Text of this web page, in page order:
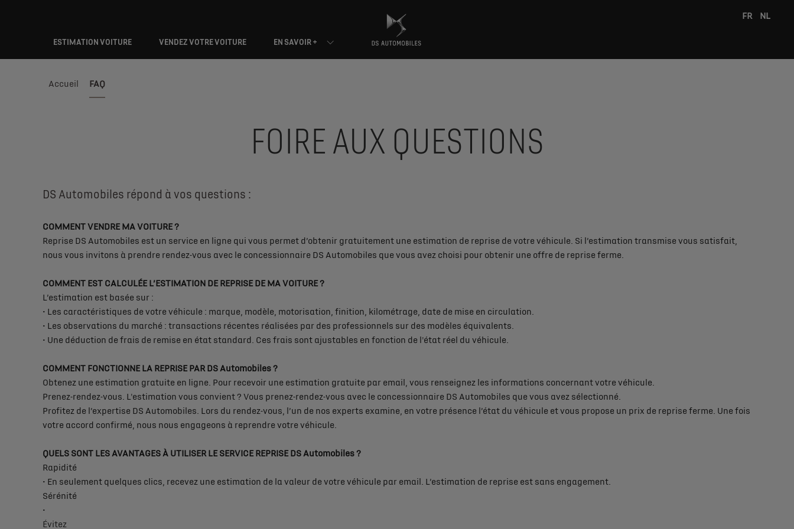
ESTIMATION VOITURE VENDEZ VOTRE VOITURE EN SAVOIR +
FR NL
Accueil FAQ
FOIRE AUX QUESTIONS
DS Automobiles répond à vos questions :
COMMENT VENDRE MA VOITURE ?
Reprise DS Automobiles est un service en ligne qui vous permet d’obtenir gratuitement une estimation de reprise de votre véhicule. Si l’estimation transmise vous satisfait,
nous vous invitons à prendre rendez-vous avec le concessionnaire DS Automobiles que vous avez choisi pour obtenir une offre de reprise ferme.
COMMENT EST CALCULÉE L’ESTIMATION DE REPRISE DE MA VOITURE ?
L’estimation est basée sur :
• Les caractéristiques de votre véhicule : marque, modèle, motorisation, finition, kilométrage, date de mise en circulation.
• Les observations du marché : transactions récentes réalisées par des professionnels sur des modèles équivalents.
• Une déduction de frais de remise en état standard. Ces frais sont ajustables en fonction de l'état réel du véhicule.
COMMENT FONCTIONNE LA REPRISE PAR DS Automobiles ?
Obtenez une estimation gratuite en ligne. Pour recevoir une estimation gratuite par email, vous renseignez les informations concernant votre véhicule.
Prenez-rendez-vous. L'estimation vous convient ? Vous prenez-rendez-vous avec le concessionnaire DS Automobiles que vous avez sélectionné.
Profitez de l’expertise DS Automobiles. Lors du rendez-vous, l’un de nos experts examine, en votre présence l’état du véhicule et vous propose un prix de reprise ferme. Une fois
votre accord confirmé, nous nous engageons à reprendre votre véhicule.
QUELS SONT LES AVANTAGES À UTILISER LE SERVICE REPRISE DS Automobiles ?
Rapidité
• En seulement quelques clics, recevez une estimation de la valeur de votre véhicule par email. L’estimation de reprise est sans engagement.
Sérénité
•
Évitez